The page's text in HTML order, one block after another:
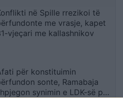
në Spille rrezikoi të
me vrasje, kapet
vjeçari me kallashnikov
për konstituimin
sonte, Ramabaja
synimin e LDK-së për